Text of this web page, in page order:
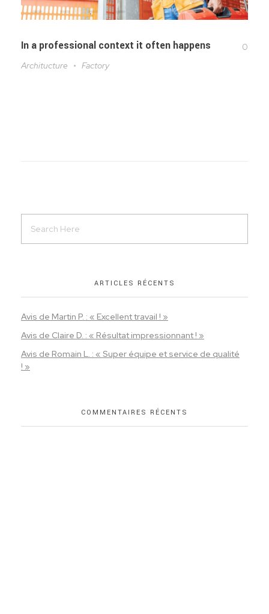
In a professional context it often happens
0
Architucture
Factory
ARTICLES RÉCENTS
Avis de Martin P. : « Excellent travail ! »
Avis de Claire D. : « Résultat impressionnant ! »
Avis de Romain L. : « Super équipe et service de qualité
! »
COMMENTAIRES RÉCENTS